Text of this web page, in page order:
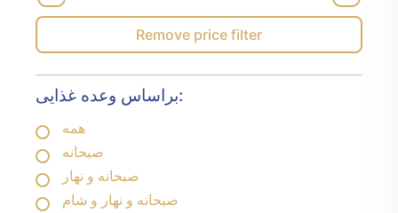
Remove price filter
براساس وعده غذایی:
همه
صبحانه
صبحانه و نهار
صبحانه و نهار و شام